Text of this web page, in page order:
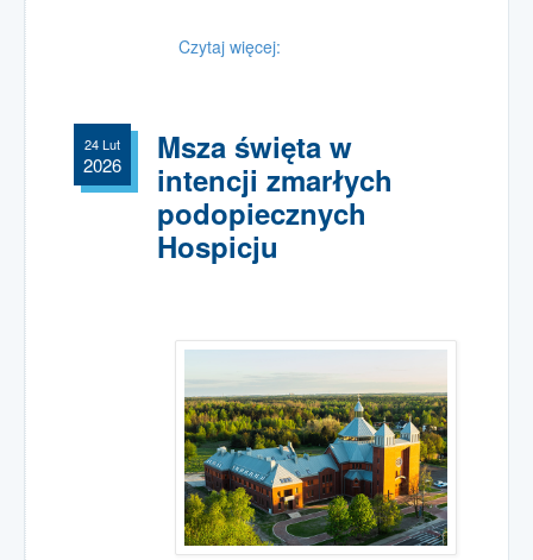
Czytaj więcej:
Msza święta w
intencji zmarłych
podopiecznych
Hospicju
24 Lut
2026